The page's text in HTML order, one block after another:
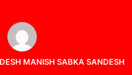
MANISH SABKA SANDESH